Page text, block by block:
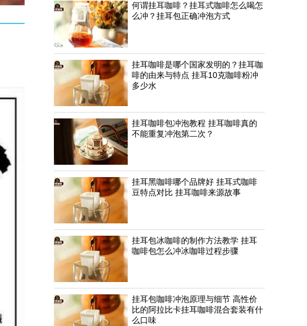
何谓挂耳咖啡？挂耳式咖啡怎么喝怎
么冲？挂耳包正确冲泡方式
挂耳咖啡是哪个国家发明的？挂耳咖
啡的由来与特点 挂耳10克咖啡粉冲
多少水
挂耳咖啡包冲泡教程 挂耳咖啡真的
不能重复冲泡第二次？
挂耳黑咖啡哪个品牌好 挂耳式咖啡
豆特点对比 挂耳咖啡来源故事
挂耳包冰咖啡的制作方法教学 挂耳
咖啡包怎么冲冰咖啡过程步骤
挂耳包咖啡冲泡原理与细节 高性价
比的阿拉比卡挂耳咖啡混合套装有什
么口味